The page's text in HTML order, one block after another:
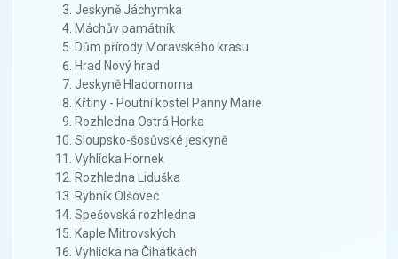
Jeskyně Jáchymka
Máchův památník
Dům přírody Moravského krasu
Hrad Nový hrad
Jeskyně Hladomorna
Křtiny - Poutní kostel Panny Marie
Rozhledna Ostrá Horka
Sloupsko-šosůvské jeskyně
Vyhlídka Hornek
Rozhledna Liduška
Rybník Olšovec
Spešovská rozhledna
Kaple Mitrovských
Vyhlídka na Číhátkách